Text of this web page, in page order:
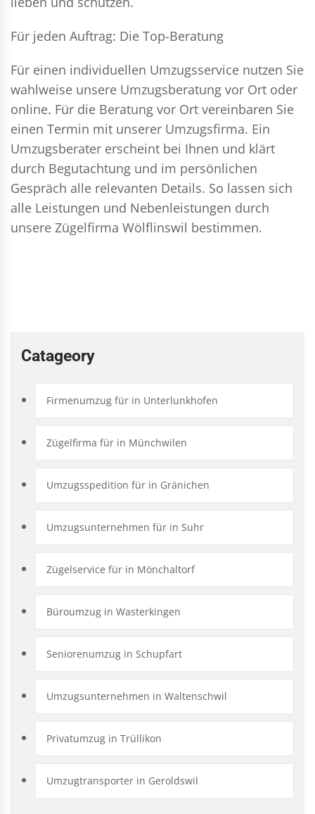
Für jeden Auftrag: Die Top-Beratung
Für einen individuellen Umzugsservice nutzen Sie
wahlweise unsere Umzugsberatung vor Ort oder
online. Für die Beratung vor Ort vereinbaren Sie
einen Termin mit unserer Umzugsfirma. Ein
Umzugsberater erscheint bei Ihnen und klärt
durch Begutachtung und im persönlichen
Gespräch alle relevanten Details. So lassen sich
alle Leistungen und Nebenleistungen durch
unsere Zügelfirma Wölflinswil bestimmen.
Catageory
Firmenumzug für in Unterlunkhofen
Zügelfirma für in Münchwilen
Umzugsspedition für in Gränichen
Umzugsunternehmen für in Suhr
Zügelservice für in Mönchaltorf
Büroumzug in Wasterkingen
Seniorenumzug in Schupfart
Umzugsunternehmen in Waltenschwil
Privatumzug in Trüllikon
Umzugtransporter in Geroldswil